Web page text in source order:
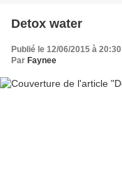
Detox water
Publié le 12/06/2015 à 20:30
Par Faynee